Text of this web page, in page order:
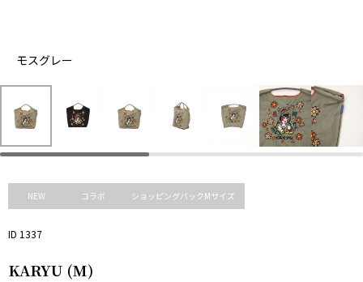
NEW コラボ ショッピングバックMサイズ
ID 1337
KARYU (M)
モスグレー
ブ